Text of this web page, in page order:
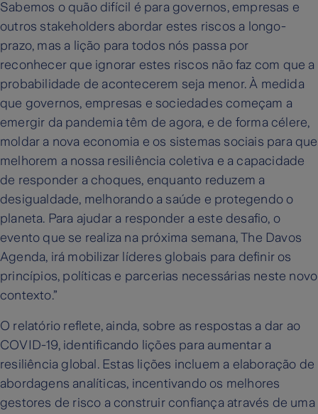
Sabemos o quão difícil é para governos, empresas e
outros stakeholders abordar estes riscos a longo-
prazo, mas a lição para todos nós passa por
reconhecer que ignorar estes riscos não faz com que a
probabilidade de acontecerem seja menor. À medida
que governos, empresas e sociedades começam a
emergir da pandemia têm de agora, e de forma célere,
moldar a nova economia e os sistemas sociais para que
melhorem a nossa resiliência coletiva e a capacidade
de responder a choques, enquanto reduzem a
desigualdade, melhorando a saúde e protegendo o
planeta. Para ajudar a responder a este desafio, o
evento que se realiza na próxima semana, The Davos
Agenda, irá mobilizar líderes globais para definir os
princípios, políticas e parcerias necessárias neste novo
contexto.”
O relatório reflete, ainda, sobre as respostas a dar ao
COVID-19, identificando lições para aumentar a
resiliência global. Estas lições incluem a elaboração de
abordagens analíticas, incentivando os melhores
gestores de risco a construir confiança através de uma